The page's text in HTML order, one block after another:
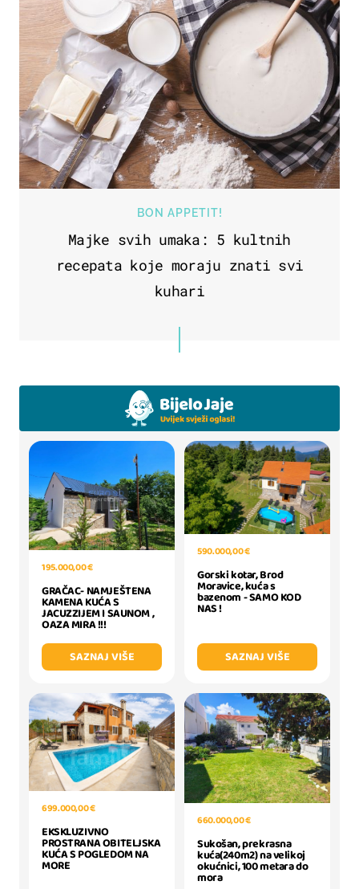
BON APPETIT!
Majke svih umaka: 5 kultnih
recepata koje moraju znati svi
kuhari
195.000,00 €
GRAČAC- NAMJEŠTENA
KAMENA KUĆA S
JACUZZIJEM I SAUNOM ,
OAZA MIRA !!!
SAZNAJ VIŠE
590.000,00 €
Gorski kotar, Brod
Moravice, kuća s
bazenom - SAMO KOD
NAS !
SAZNAJ VIŠE
699.000,00 €
EKSKLUZIVNO
PROSTRANA OBITELJSKA
KUĆA S POGLEDOM NA
MORE
660.000,00 €
Sukošan, prekrasna
kuća(240m2) na velikoj
okućnici, 100 metara do
mora